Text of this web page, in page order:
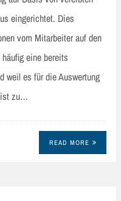
eingerichtet. Dies
vom Mitarbeiter auf den
eine bereits
weil es für die Auswertung
ist zu…
READ MORE